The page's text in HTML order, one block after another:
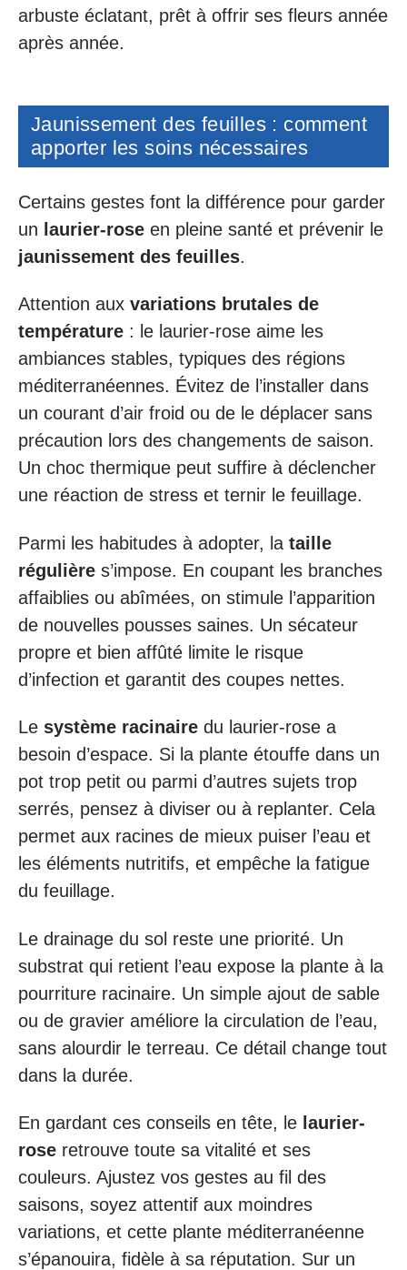
arbuste éclatant, prêt à offrir ses fleurs année
après année.
Jaunissement des feuilles : comment
apporter les soins nécessaires
Certains gestes font la différence pour garder
un laurier-rose en pleine santé et prévenir le
jaunissement des feuilles.
Attention aux variations brutales de
température : le laurier-rose aime les
ambiances stables, typiques des régions
méditerranéennes. Évitez de l’installer dans
un courant d’air froid ou de le déplacer sans
précaution lors des changements de saison.
Un choc thermique peut suffire à déclencher
une réaction de stress et ternir le feuillage.
Parmi les habitudes à adopter, la taille
régulière s’impose. En coupant les branches
affaiblies ou abîmées, on stimule l’apparition
de nouvelles pousses saines. Un sécateur
propre et bien affûté limite le risque
d’infection et garantit des coupes nettes.
Le système racinaire du laurier-rose a
besoin d’espace. Si la plante étouffe dans un
pot trop petit ou parmi d’autres sujets trop
serrés, pensez à diviser ou à replanter. Cela
permet aux racines de mieux puiser l’eau et
les éléments nutritifs, et empêche la fatigue
du feuillage.
Le drainage du sol reste une priorité. Un
substrat qui retient l’eau expose la plante à la
pourriture racinaire. Un simple ajout de sable
ou de gravier améliore la circulation de l’eau,
sans alourdir le terreau. Ce détail change tout
dans la durée.
En gardant ces conseils en tête, le laurier-
rose retrouve toute sa vitalité et ses
couleurs. Ajustez vos gestes au fil des
saisons, soyez attentif aux moindres
variations, et cette plante méditerranéenne
s’épanouira, fidèle à sa réputation. Sur un